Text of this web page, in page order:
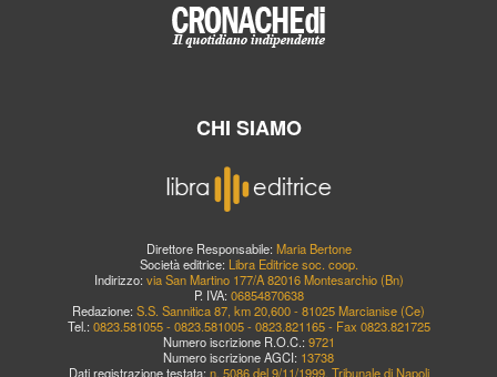
CHI SIAMO
Direttore Responsabile: Maria Bertone
Società editrice: Libra Editrice soc. coop.
Indirizzo: via San Martino 177/A 82016 Montesarchio (Bn)
P. IVA: 06854870638
Redazione: S.S. Sannitica 87, km 20,600 - 81025 Marcianise (Ce)
Tel.: 0823.581055 - 0823.581005 - 0823.821165 - Fax 0823.821725
Numero iscrizione R.O.C.: 9721
Numero iscrizione AGCI: 13738
Dati registrazione testata: n. 5086 del 9/11/1999, Tribunale di Napoli